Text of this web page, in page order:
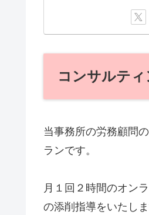
コンサルテ
当事務所の労務顧問
ランです。
月１回２時間のオン
の添削指導をいたしま